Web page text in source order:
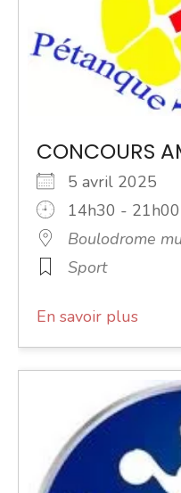
CONCOURS
5 avril 2025
14h30 - 21h00
Boulodrome
Sport
En savoir plus